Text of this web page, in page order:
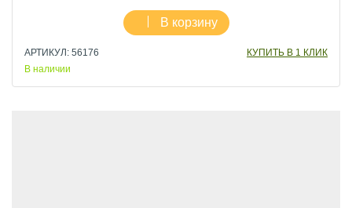
В корзину
АРТИКУЛ: 56176
КУПИТЬ В 1 КЛИК
В наличии